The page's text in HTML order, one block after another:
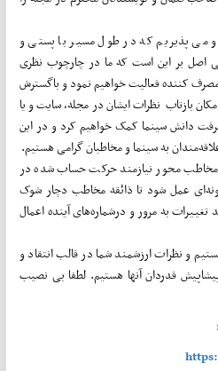
می پذیریم که در طول مسیر با پستی و
اصل بر این است که ما در چارچوب نظری
کننده فعالیت خواهیم نمود و باگسترش
بازتاب نظرات ایشان در مجله، سایت و یا
دانش سینما کمک خواهیم کرد و در این
به سینما و مخاطبان گرامی هستیم.
مخاطب محور نیازمند حرکت حساب شده در
عمل شود تا ذائقه مخاطب دچار شوک
به مرور و درشماره‌های آینده اعمال
و نظرات ارزشمند شما در قالب انتقاد و
قدردان آنها هستیم. لطفا بی نصیب